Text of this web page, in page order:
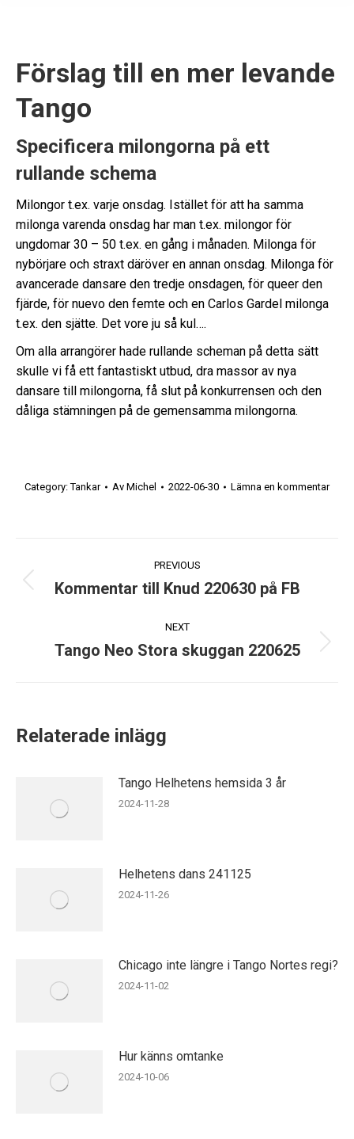
Förslag till en mer levande
Tango
Specificera milongorna på ett
rullande schema
Milongor t.ex. varje onsdag. Istället för att ha samma
milonga varenda onsdag har man t.ex. milongor för
ungdomar 30 – 50 t.ex. en gång i månaden. Milonga för
nybörjare och straxt däröver en annan onsdag. Milonga för
avancerade dansare den tredje onsdagen, för queer den
fjärde, för nuevo den femte och en Carlos Gardel milonga
t.ex. den sjätte. Det vore ju så kul….
Om alla arrangörer hade rullande scheman på detta sätt
skulle vi få ett fantastiskt utbud, dra massor av nya
dansare till milongorna, få slut på konkurrensen och den
dåliga stämningen på de gemensamma milongorna.
Category:Tankar Av Michel 2022-06-30 Lämna en kommentar
navigation
PREVIOUS
Previous
Kommentar till Knud 220630 på FB
NEXT
Next
Tango Neo Stora skuggan 220625
Relaterade inlägg
Tango Helhetens hemsida 3 år
2024-11-28
Helhetens dans 241125
2024-11-26
Chicago inte längre i Tango Nortes regi?
2024-11-02
Hur känns omtanke
2024-10-06